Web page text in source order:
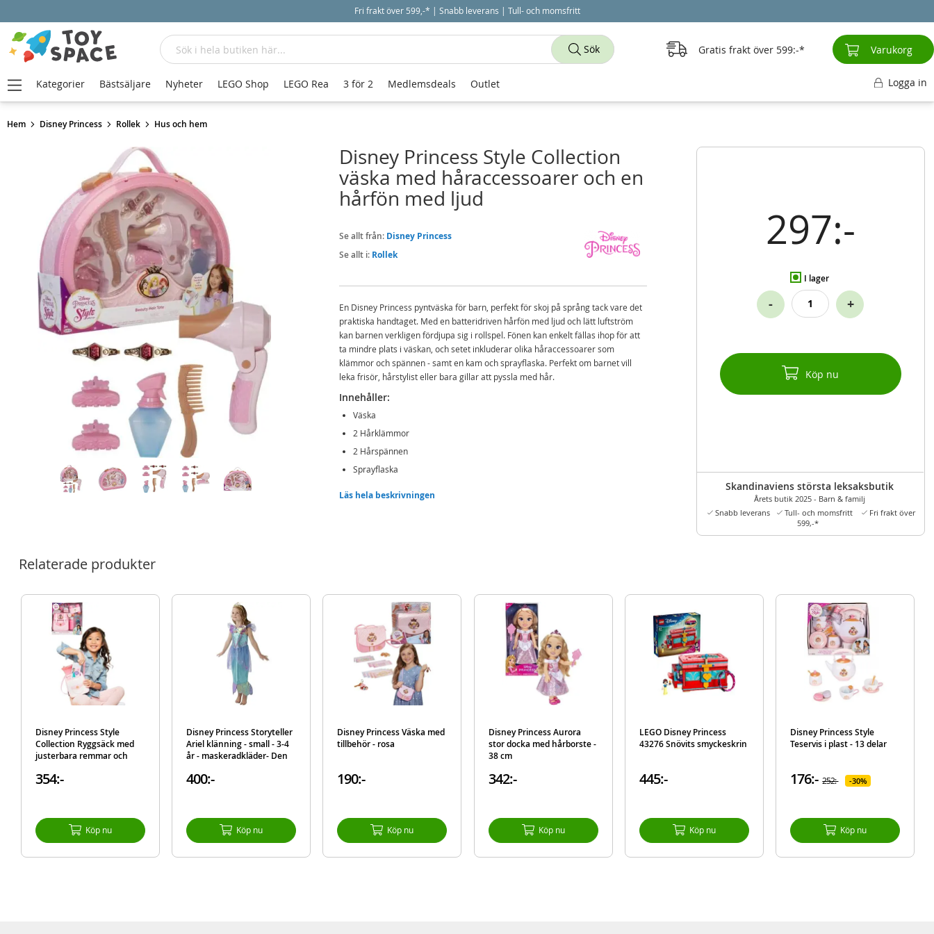
Fri frakt över 599,-* | Snabb leverans | Tull- och momsfritt
Hem Disney Princess Rollek Hus och hem
297:-
I lager
- +
Köp nu
Skandinaviens största leksaksbutik
Årets butik 2025 - Barn & familj
Snabb leverans
Tull- och momsfritt
Fri frakt över
599,-*
Disney Princess Style Collection
väska med håraccessoarer och en
hårfön med ljud
Se allt från: Disney Princess
Se allt i: Rollek
En Disney Princess pyntväska för barn, perfekt för skoj på språng tack vare det
praktiska handtaget. Med en batteridriven hårfön med ljud och lätt luftström
kan barnen verkligen fördjupa sig i rollspel. Fönen kan enkelt fällas ihop för att
ta mindre plats i väskan, och setet inkluderar olika håraccessoarer som
klämmor och spännen - samt en kam och sprayflaska. Perfekt om barnet vill
leka frisör, hårstylist eller bara gillar att pyssla med hår.
Innehåller:
Väska
2 Hårklämmor
2 Hårspännen
Sprayflaska
Mer
Modell 226114
EAN 192995214750
Varumärke Disney Princess
Läs hela beskrivningen
Relaterade produkter
Disney Princess Style
Collection Ryggsäck med
justerbara remmar och
354:-
Köp nu
Disney Princess Storyteller
Ariel klänning - small - 3-4
år - maskeradkläder- Den
sjöjungfruklänning
400:-
Köp nu
Disney Princess Väska med
tillbehör - rosa
190:-
Köp nu
Disney Princess Aurora
stor docka med hårborste -
38 cm
342:-
Köp nu
LEGO Disney Princess
43276 Snövits smyckeskrin
445:-
Köp nu
Disney Princess Style
Teservis i plast - 13 delar
176:- 252:- 30%
Köp nu
Sök
Sök Gratis frakt över 599:- Varukorg
Kategorier Bästsäljare Nyheter LEGO Shop LEGO Rea 3 för 2 Medlemsdeals Outlet Logga in